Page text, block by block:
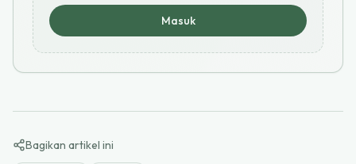
Masuk
Bagikan artikel ini